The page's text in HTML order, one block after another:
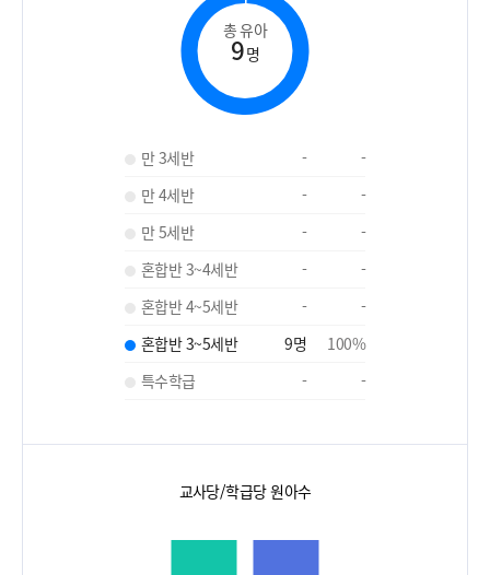
총 유아
9명
만 3세반 -
-
만 4세반
-
-
만 5세반
-
-
혼합반 3~4세반
-
-
혼합반 4~5세반
-
-
혼합반 3~5세반
9명 100%
특수학급
- -
교사당/학급당 원아수